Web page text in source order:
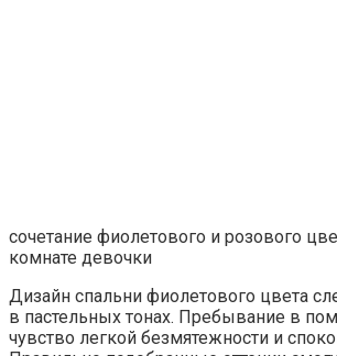
сочетание фиолетового и розового
комнате девочки
Дизайн спальни фиолетового цвета
в пастельных тонах. Пребывание в
чувство легкой безмятежности и